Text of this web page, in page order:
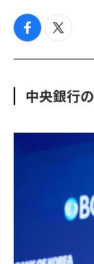
f
c
o
t
i
e
中央銀行